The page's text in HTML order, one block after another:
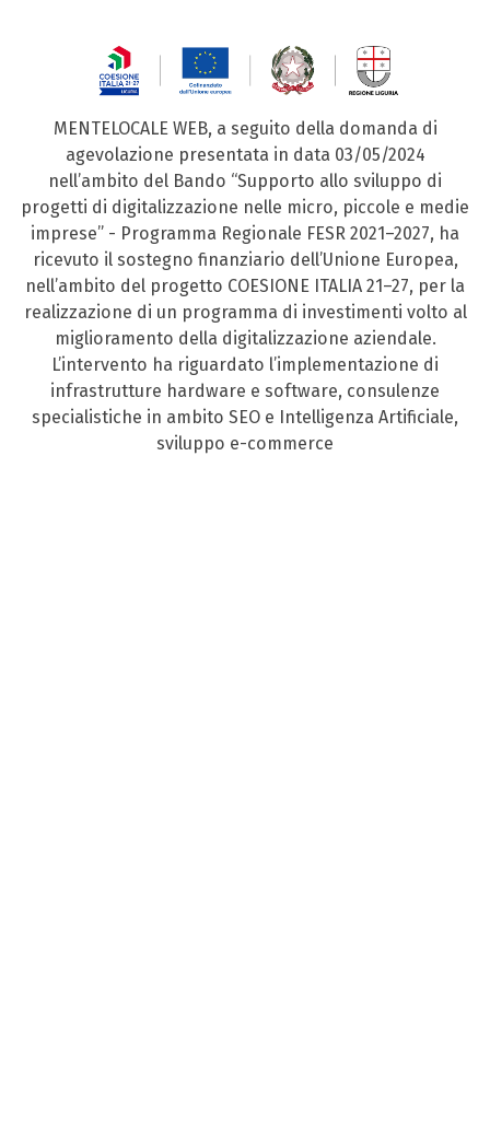
MENTELOCALE WEB, a seguito della domanda di
agevolazione presentata in data 03/05/2024
nell’ambito del Bando “Supporto allo sviluppo di
progetti di digitalizzazione nelle micro, piccole e medie
imprese” - Programma Regionale FESR 2021–2027, ha
ricevuto il sostegno finanziario dell’Unione Europea,
nell’ambito del progetto COESIONE ITALIA 21–27, per la
realizzazione di un programma di investimenti volto al
miglioramento della digitalizzazione aziendale.
L’intervento ha riguardato l’implementazione di
infrastrutture hardware e software, consulenze
specialistiche in ambito SEO e Intelligenza Artificiale,
sviluppo e-commerce